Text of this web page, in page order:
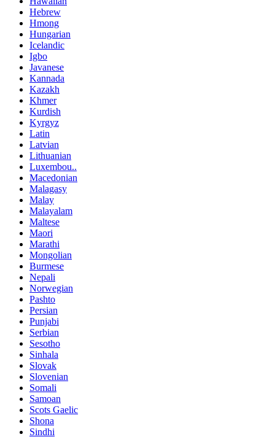
Hebrew
Hmong
Hungarian
Icelandic
Igbo
Javanese
Kannada
Kazakh
Khmer
Kurdish
Kyrgyz
Latin
Latvian
Lithuanian
Luxembou..
Macedonian
Malagasy
Malay
Malayalam
Maltese
Maori
Marathi
Mongolian
Burmese
Nepali
Norwegian
Pashto
Persian
Punjabi
Serbian
Sesotho
Sinhala
Slovak
Slovenian
Somali
Samoan
Scots Gaelic
Shona
Sindhi